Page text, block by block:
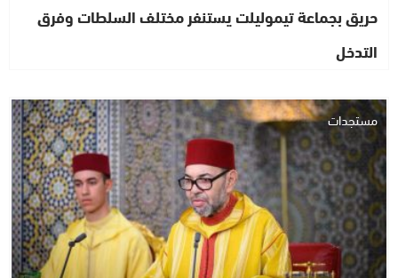
حريق بجماعة تيموليلت يستنفر مختلف السلطات وفرق
التدخل
مستجدات